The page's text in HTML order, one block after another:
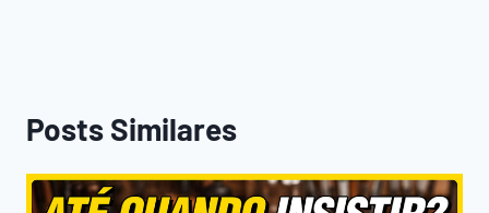
Posts Similares